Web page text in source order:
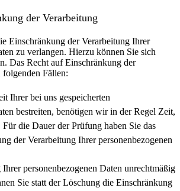
der Verarbeitung
Einschränkung der Verarbeitung Ihrer
zu verlangen. Hierzu können Sie sich
Das Recht auf Einschränkung der
folgenden Fällen:
Ihrer bei uns gespeicherten
bestreiten, benötigen wir in der Regel Zeit,
die Dauer der Prüfung haben Sie das
der Verarbeitung Ihrer personenbezogenen
personenbezogenen Daten unrechtmäßig
Sie statt der Löschung die Einschränkung